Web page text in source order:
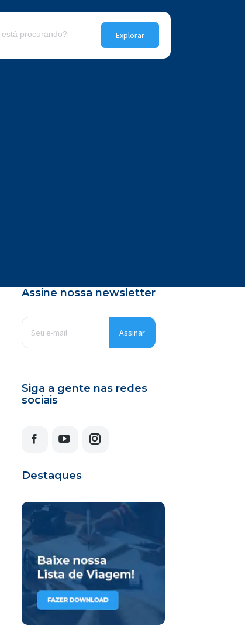
Assine nossa newsletter
mail *
Siga a gente nas redes
sociais
FacebookYouTubeInstagram
Destaques